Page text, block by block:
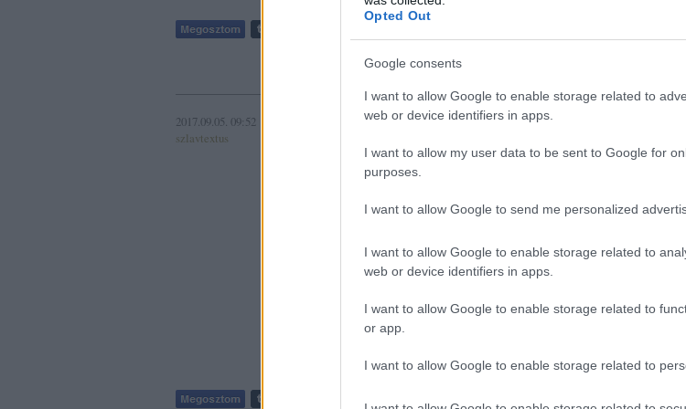
Opted Out
Google consents
I want to allow Google to enable storage related to
web or device identifiers in apps.
I want to allow my user data to be sent to Google for
purposes.
I want to allow Google to send me personalized
I want to allow Google to enable storage related to
web or device identifiers in apps.
I want to allow Google to enable storage related to
or app.
I want to allow Google to enable storage related to
Szólj hozzá!
2017.09.05. 09:52
szlavtextus
A(z) (osztály)politika működése -
Nužno zlo (Szükséges rossz) -
Gimnázium, a tapasztalatgyűjtés,
minden probléma hatalmasnak tűnik,
suhan át arcunkon, amikor ezek a gondok
látszólag egy átlagos gimnázium